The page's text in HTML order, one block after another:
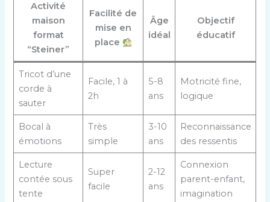
Activité
maison
format
“Steiner”
Facilité de
mise en
place
Âge
idéal
Objectif
éducatif
Tricot d’une
corde à
sauter
Facile, 1 à
2h
5-8
ans
Motricité fine,
logique
Bocal à
émotions
Très
simple
3-10
ans
Reconnaissance
des ressentis
Lecture
contée sous
tente
Super
facile
2-12
ans
Connexion
parent-enfant,
imagination